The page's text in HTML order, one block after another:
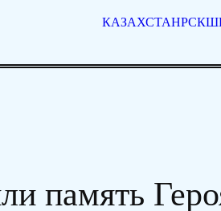
КАЗАХСТАНРСК
память